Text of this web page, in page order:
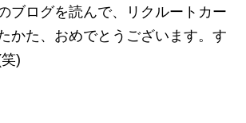
ブログを読んで、リクルートカー
かた、おめでとうございます。す
)